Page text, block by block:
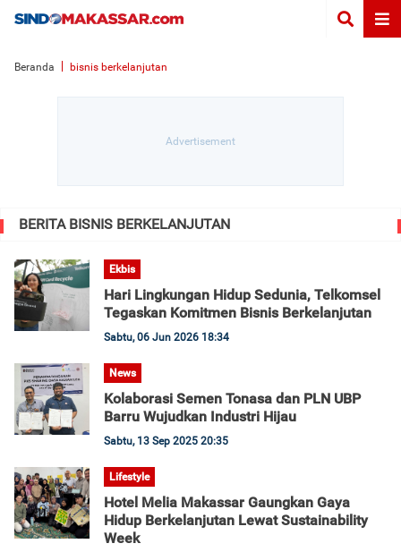
Beranda bisnis berkelanjutan
BERITA BISNIS BERKELANJUTAN
Ekbis
Hari Lingkungan Hidup Sedunia, Telkomsel
Tegaskan Komitmen Bisnis Berkelanjutan
Sabtu, 06 Jun 2026 18:34
News
Kolaborasi Semen Tonasa dan PLN UBP
Barru Wujudkan Industri Hijau
Sabtu, 13 Sep 2025 20:35
Lifestyle
Hotel Melia Makassar Gaungkan Gaya
Hidup Berkelanjutan Lewat Sustainability
Week